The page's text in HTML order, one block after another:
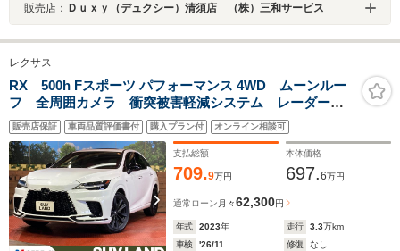
販売店： Ｄｕｘｙ（デュクシー）清須店 （株）三和サービス
レクサス
RX 500h Fスポーツ パフォーマンス 4WD ムーンルー
フ 全周囲カメラ 衝突被害軽減システム レーダーク
ルーズ 禁煙車 電動リアゲート レザーシート 全席
シートヒーター 前席シートエアコン ドラレコ コー
ナーセンサー
販売店保証 車両品質評価書付 購入プラン付 オンライン相談可
支払総額
709.9万円
本体価格
697.6万円
通常ローン 月々62,300円
年式 2023年 走行 3.3万km
車検
'26/11 修復
なし